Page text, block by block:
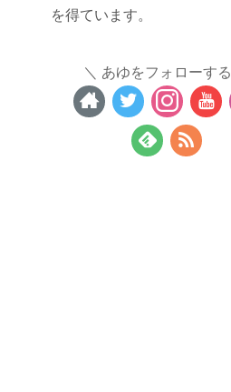
を得ています。
あゆをフォローする